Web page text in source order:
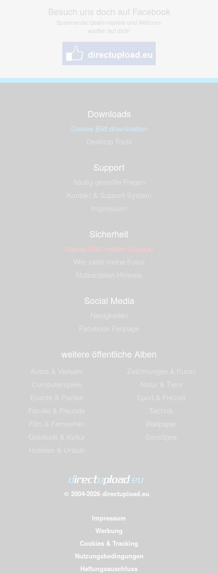
Besuch uns doch auf Facebook
Spannende Gewinnspiele und Aktionen
warten auf dich!
Downloads
Dieses Bild downloaden
Support
Sicherheit
Dieses Bild melden (Abuse)
Social Media
weitere öffentliche Alben
© 2004-2026 directupload.eu
Impressum
Werbung
Cookies & Tracking
Nutzungsbedingungen
Haftungsauschluss